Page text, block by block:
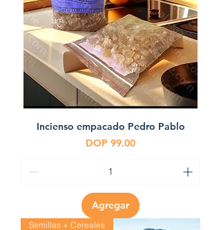
Incienso empacado Pedro Pablo
Precio
DOP 99.00
Agregar
Semillas + Cereales